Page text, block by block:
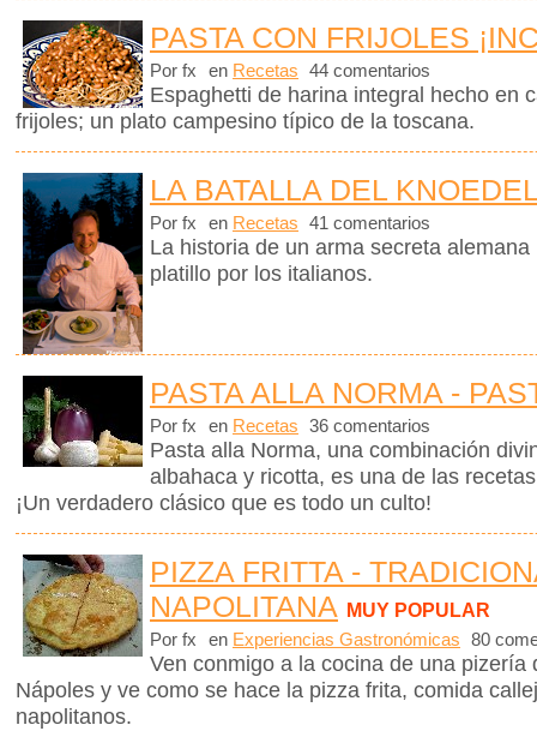
PASTA CON FRIJOLES
Por fx en Recetas 44 comentarios
Espaghetti de harina integral hecho en
frijoles; un plato campesino típico de la toscana.
LA BATALLA DEL
Por fx en Recetas 41 comentarios
La historia de un arma secreta
platillo por los italianos.
PASTA ALLA NORMA -
Por fx en Recetas 36 comentarios
Pasta alla Norma, una combinación
albahaca y ricotta, es una de las
¡Un verdadero clásico que es todo un culto!
PIZZA FRITTA -
NAPOLITANA MUY POPULAR
Por fx en Experiencias Gastronómicas 80
Ven conmigo a la cocina de una pizería
Nápoles y ve como se hace la pizza frita, comida
napolitanos.